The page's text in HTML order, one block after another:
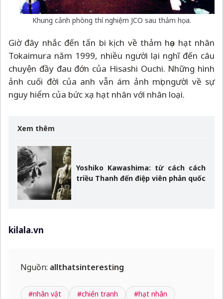
Khung cảnh phòng thí nghiệm JCO sau thảm họa.
Giờ đây nhắc đến tấn bi kịch về thảm họa hạt nhân
Tokaimura năm 1999, nhiều người lại nghĩ đến câu
chuyện đầy đau đớn của Hisashi Ouchi. Những hình
ảnh cuối đời của anh vẫn ám ảnh mọi người về sự
nguy hiểm của bức xạ hạt nhân với nhân loại.
Xem thêm
Yoshiko Kawashima: từ cách cách
triều Thanh đến điệp viên phản quốc
kilala.vn
Nguồn: allthatsinteresting
#nhân vật #chiến tranh #hạt nhân